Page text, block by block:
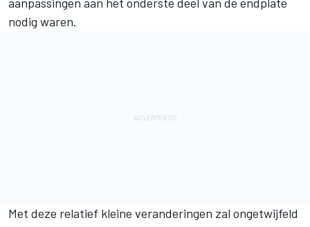
nodig waren.
Met deze relatief kleine veranderingen zal ongetwijfeld